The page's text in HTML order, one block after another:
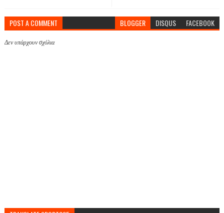
POST A COMMENT BLOGGER DISQUS FACEBOOK
Δεν υπάρχουν σχόλια